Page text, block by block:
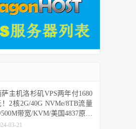
萨主机洛杉矶VPS两年付1680
！2核2G/40G NVMe/8TB流量
带宽/KVM/美国4837原生
48h内可退款
03-21